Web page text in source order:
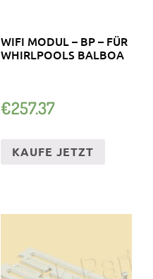
WIFI MODUL – BP – FÜR
WHIRLPOOLS BALBOA
€257.37
KAUFE JETZT